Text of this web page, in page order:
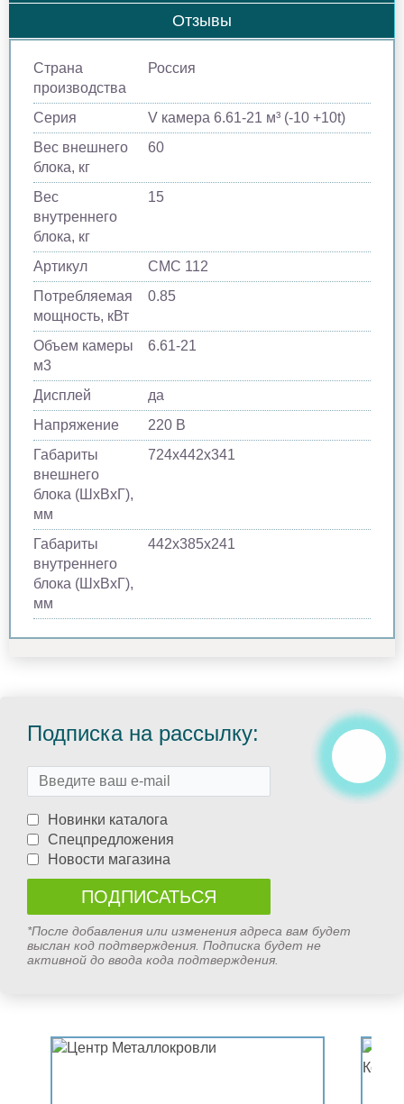
Отзывы
Страна
производства
Россия
Серия
V камера 6.61-21 м³ (-10 +10t)
Вес внешнего
блока, кг
60
Вес
внутреннего
блока, кг
15
Артикул
СМС 112
Потребляемая
мощность, кВт
0.85
Объем камеры
м​3
6.61-21
Дисплей
да
Напряжение
220 В
Габариты
внешнего
блока (ШхВхГ),
мм
724х442х341
Габариты
внутреннего
блока (ШхВхГ),
мм
442х385х241
Подписка на рассылку:
Новинки каталога
Спецпредложения
Новости магазина
*После добавления или изменения адреса вам будет
выслан код подтверждения. Подписка будет не
активной до ввода кода подтверждения.